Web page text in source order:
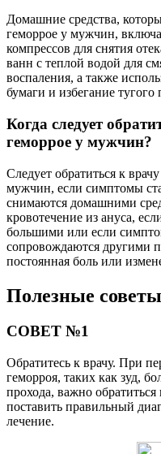
Домашние средства,
геморрое у мужчин,
компрессов для снятия
ванн с теплой водой для
воспаления, а также
бумаги и избегание
Когда следует
геморрое у мужчин?
Следует обратиться к
мужчин, если симптомы
снимаются домашними
кровотечение из ануса,
большими или если
сопровождаются другими
постоянная боль или
Полезные советы
СОВЕТ №1
Обратитесь к врачу. При
геморроя, таких как зуд,
прохода, важно
поставить правильный
лечение.